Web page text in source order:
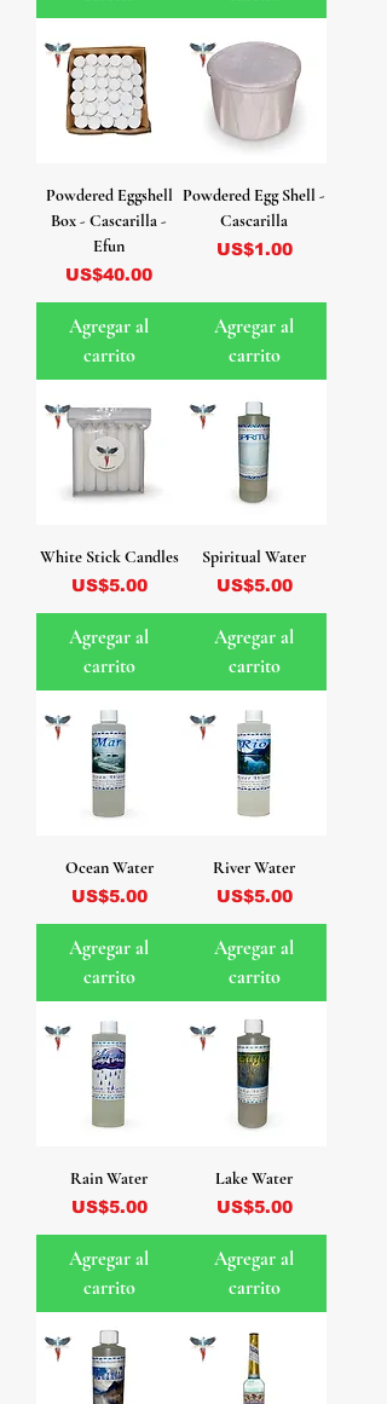
Powdered Eggshell
Box - Cascarilla -
Efun
Precio
US$40.00
Agregar al
carrito
Powdered Egg Shell -
Cascarilla
Precio
US$1.00
Agregar al
carrito
White Stick Candles
Precio
US$5.00
Agregar al
carrito
Spiritual Water
Precio
US$5.00
Agregar al
carrito
Ocean Water
Precio
US$5.00
Agregar al
carrito
River Water
Precio
US$5.00
Agregar al
carrito
Rain Water
Precio
US$5.00
Agregar al
carrito
Lake Water
Precio
US$5.00
Agregar al
carrito